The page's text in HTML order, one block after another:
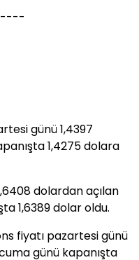
günü 1,4397
1,4275 dolara
dolardan açılan
1,6389 dolar oldu.
fiyatı pazartesi günü
günü kapanışta